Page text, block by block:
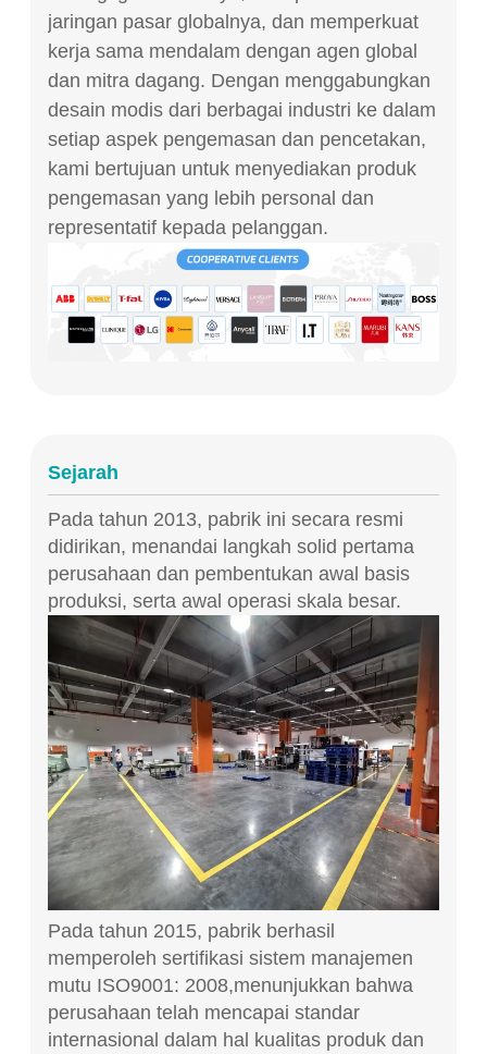
jaringan pasar globalnya, dan memperkuat
kerja sama mendalam dengan agen global
dan mitra dagang. Dengan menggabungkan
desain modis dari berbagai industri ke dalam
setiap aspek pengemasan dan pencetakan,
kami bertujuan untuk menyediakan produk
pengemasan yang lebih personal dan
representatif kepada pelanggan.
Sejarah
Pada tahun 2013, pabrik ini secara resmi
didirikan, menandai langkah solid pertama
perusahaan dan pembentukan awal basis
produksi, serta awal operasi skala besar.
Pada tahun 2015, pabrik berhasil
memperoleh sertifikasi sistem manajemen
mutu ISO9001: 2008,menunjukkan bahwa
perusahaan telah mencapai standar
internasional dalam hal kualitas produk dan